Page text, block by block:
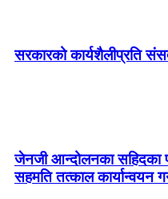
सरकारको कार्यशैलीप्रति
जेनजी आन्दोलनका सहिदका
सहमति तत्काल कार्यान्वयन